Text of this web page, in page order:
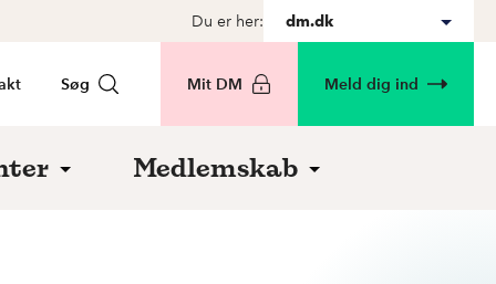
Du er her: dm.dk
Søg Mit DM Meld dig ind
Medlemskab